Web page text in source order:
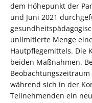
dem Höhepunkt der
und Juni 2021
unlimitierte Menge
Hautpflegemittels. Die
beiden Maßnahmen.
während sich in der
Teilnehmenden ein